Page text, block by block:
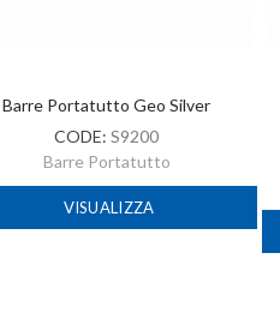
Barre Portatutto Geo Silver
CODE:S9200
Barre Portatutto
VISUALIZZA